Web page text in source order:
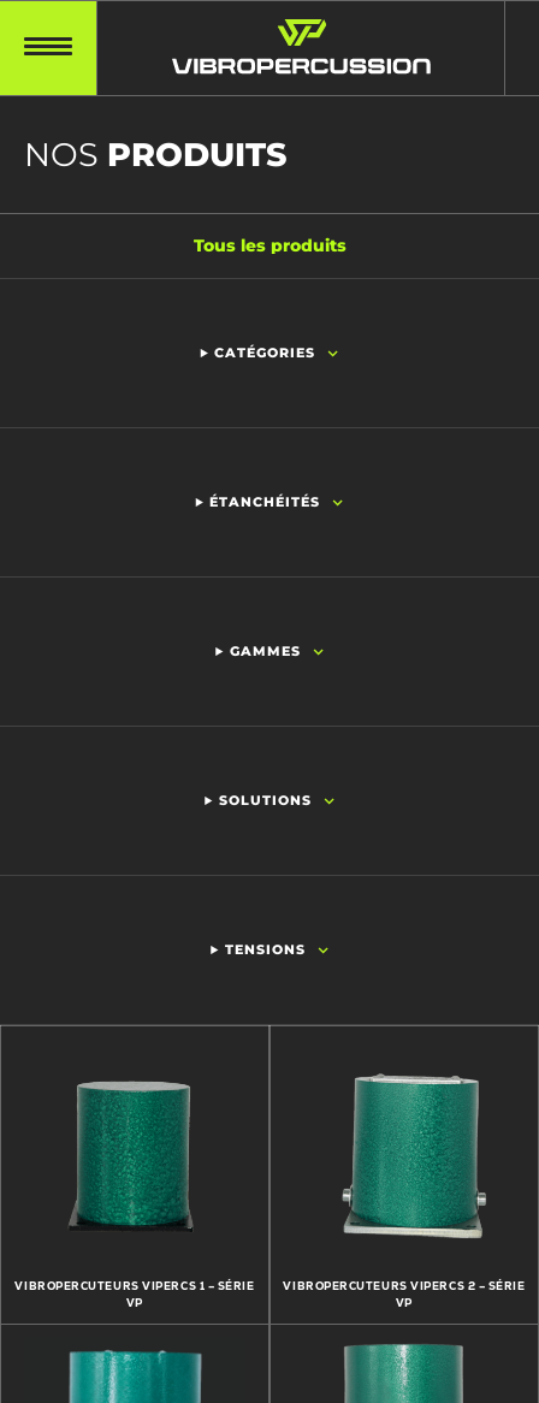
NOS PRODUITS
Tous les produits
CATÉGORIES
ÉTANCHÉITÉS
GAMMES
SOLUTIONS
TENSIONS
VIBROPERCUTEURS VIPERCS 1 – SÉRIE
VP
VIBROPERCUTEURS VIPERCS 2 – SÉRIE
VP